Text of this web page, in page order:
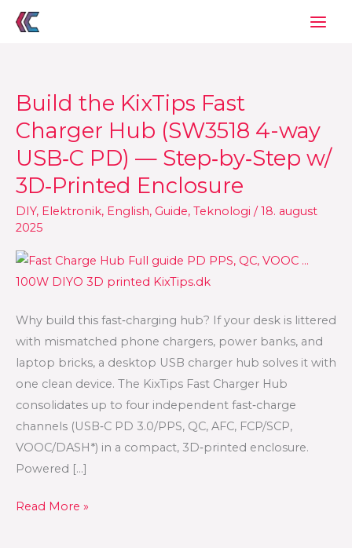
Build the KixTips Fast
Charger Hub (SW3518 4-way
USB‑C PD) — Step‑by‑Step w/
3D‑Printed Enclosure
DIY, Elektronik, English, Guide, Teknologi /18. august
2025
Why build this fast‑charging hub? If your desk is littered
with mismatched phone chargers, power banks, and
laptop bricks, a desktop USB charger hub solves it with
one clean device. The KixTips Fast Charger Hub
consolidates up to four independent fast‑charge
channels (USB‑C PD 3.0/PPS, QC, AFC, FCP/SCP,
VOOC/DASH*) in a compact, 3D‑printed enclosure.
Powered […]
Build
the
KixTips
Fast
Charger
Hub
(SW3518
4-
way
USB‑C
Read More »